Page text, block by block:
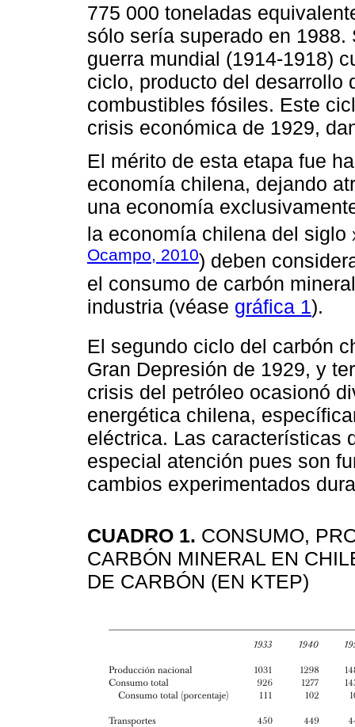
775 000 toneladas
sólo sería superado en
guerra mundial (1914-1918)
ciclo, producto del desarrollo
combustibles fósiles. Este
crisis económica de 1929,
El mérito de esta etapa fue
economía chilena, dejando
una economía
la economía chilena del siglo
Ocampo, 2010) deben
el consumo de carbón
industria (véase gráfica 1).
El segundo ciclo del carbón
Gran Depresión de 1929, y
crisis del petróleo ocasionó
energética chilena,
eléctrica. Las características
especial atención pues son
cambios experimentados
CUADRO 1. CONSUMO,
CARBÓN MINERAL EN
DE CARBÓN (EN KTEP)